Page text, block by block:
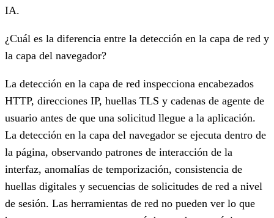
IA.
¿Cuál es la diferencia entre la detección en la capa de red y
la capa del navegador?
La detección en la capa de red inspecciona encabezados
HTTP, direcciones IP, huellas TLS y cadenas de agente de
usuario antes de que una solicitud llegue a la aplicación.
La detección en la capa del navegador se ejecuta dentro de
la página, observando patrones de interacción de la
interfaz, anomalías de temporización, consistencia de
huellas digitales y secuencias de solicitudes de red a nivel
de sesión. Las herramientas de red no pueden ver lo que